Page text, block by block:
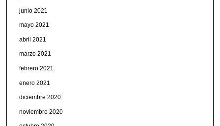
junio 2021
mayo 2021
abril 2021
marzo 2021
febrero 2021
enero 2021
diciembre 2020
noviembre 2020